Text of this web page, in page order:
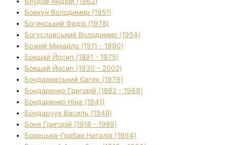
Бовкун Володимир (1951)
Богинський Федір (1978)
Богуславський Володимир (1954)
Божий Михайло (1911 - 1990)
Бокшай Йосип (1891 - 1975)
Бокшай Йосип (1930 - 2002)
Бондаревський Євген (1979)
Бондаренко Григорій (1892 - 1969)
Бондаренко Ніна (1941)
Бондарчук Василь (1948)
Боня Григорій (1918 - 1989)
Борецька-Грабар Наталія (1964)